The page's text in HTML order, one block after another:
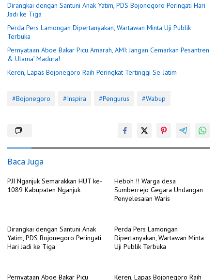
Dirangkai dengan Santuni Anak Yatim, PDS Bojonegoro Peringati Hari
Jadi ke Tiga
Perda Pers Lamongan Dipertanyakan, Wartawan Minta Uji Publik
Terbuka
Pernyataan Aboe Bakar Picu Amarah, AMI: Jangan Cemarkan Pesantren
& Ulama’ Madura!
Keren, Lapas Bojonegoro Raih Peringkat Tertinggi Se-Jatim
#Bojonegoro #Inspira #Pengurus #Wabup
Baca Juga
PJI Nganjuk Semarakkan HUT ke-
1089 Kabupaten Nganjuk
Heboh !! Warga desa
Sumberrejo Gegara Undangan
Penyelesaian Waris
Dirangkai dengan Santuni Anak
Yatim, PDS Bojonegoro Peringati
Hari Jadi ke Tiga
Perda Pers Lamongan
Dipertanyakan, Wartawan Minta
Uji Publik Terbuka
Pernyataan Aboe Bakar Picu Keren, Lapas Bojonegoro Raih